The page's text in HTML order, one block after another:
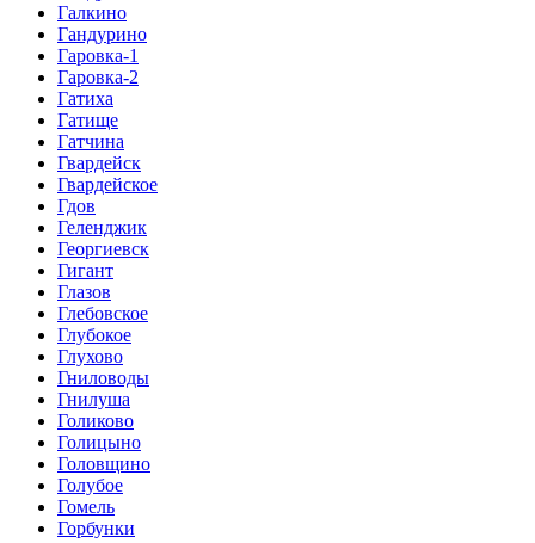
Галкино
Гандурино
Гаровка-1
Гаровка-2
Гатиха
Гатище
Гатчина
Гвардейск
Гвардейское
Гдов
Геленджик
Георгиевск
Гигант
Глазов
Глебовское
Глубокое
Глухово
Гниловоды
Гнилуша
Голиково
Голицыно
Головщино
Голубое
Гомель
Горбунки